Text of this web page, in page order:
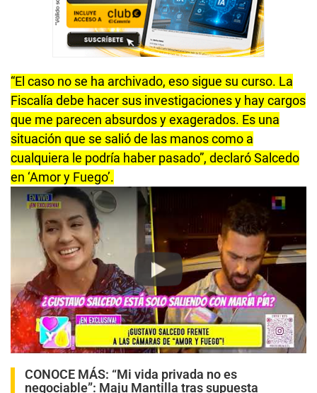
“El caso no se ha archivado, eso sigue su curso. La
Fiscalía debe hacer sus investigaciones y hay cargos
que me parecen absurdos y exagerados. Es una
situación que se salió de las manos como a
cualquiera le podría haber pasado”, declaró Salcedo
en ‘Amor y Fuego’.
Play
CONOCE MÁS: “Mi vida privada no es
negociable”: Maju Mantilla tras supuesta